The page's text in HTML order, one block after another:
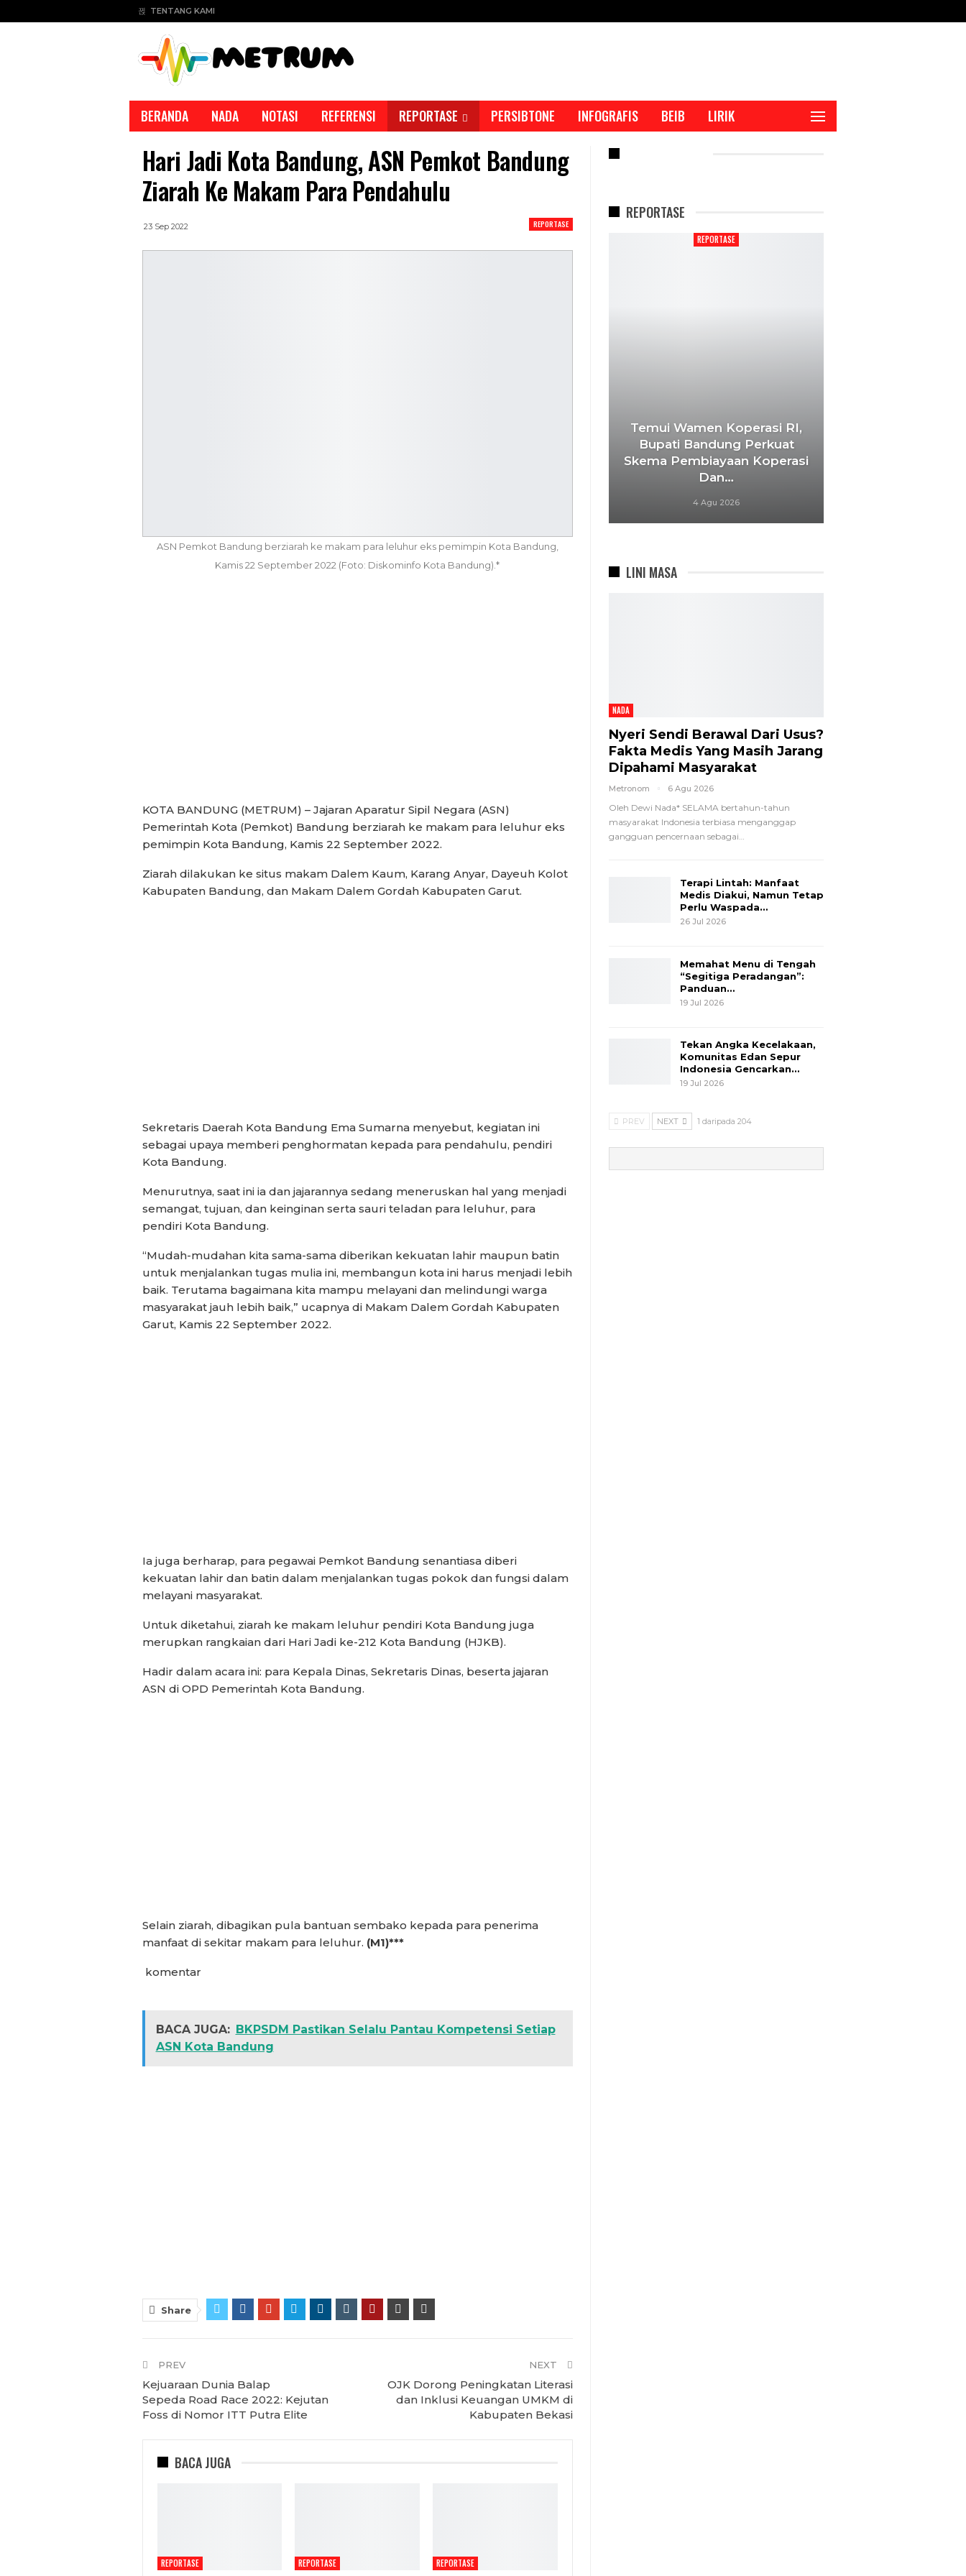
TENTANG KAMI
BERANDA NADA NOTASI REFERENSI REPORTASE PERSIBTONE INFOGRAFIS BEIB LIRIK
Hari Jadi Kota Bandung, ASN Pemkot Bandung
Ziarah Ke Makam Para Pendahulu
REPORTASE
23 Sep 2022
ASN Pemkot Bandung berziarah ke makam para leluhur eks pemimpin Kota Bandung,
Kamis 22 September 2022 (Foto: Diskominfo Kota Bandung).*
KOTA BANDUNG (METRUM) – Jajaran Aparatur Sipil Negara (ASN)
Pemerintah Kota (Pemkot) Bandung berziarah ke makam para leluhur eks
pemimpin Kota Bandung, Kamis 22 September 2022.
Ziarah dilakukan ke situs makam Dalem Kaum, Karang Anyar, Dayeuh Kolot
Kabupaten Bandung, dan Makam Dalem Gordah Kabupaten Garut.
Sekretaris Daerah Kota Bandung Ema Sumarna menyebut, kegiatan ini
sebagai upaya memberi penghormatan kepada para pendahulu, pendiri
Kota Bandung.
Menurutnya, saat ini ia dan jajarannya sedang meneruskan hal yang menjadi
semangat, tujuan, dan keinginan serta sauri teladan para leluhur, para
pendiri Kota Bandung.
“Mudah-mudahan kita sama-sama diberikan kekuatan lahir maupun batin
untuk menjalankan tugas mulia ini, membangun kota ini harus menjadi lebih
baik. Terutama bagaimana kita mampu melayani dan melindungi warga
masyarakat jauh lebih baik,” ucapnya di Makam Dalem Gordah Kabupaten
Garut, Kamis 22 September 2022.
Ia juga berharap, para pegawai Pemkot Bandung senantiasa diberi
kekuatan lahir dan batin dalam menjalankan tugas pokok dan fungsi dalam
melayani masyarakat.
Untuk diketahui, ziarah ke makam leluhur pendiri Kota Bandung juga
merupkan rangkaian dari Hari Jadi ke-212 Kota Bandung (HJKB).
Hadir dalam acara ini: para Kepala Dinas, Sekretaris Dinas, beserta jajaran
ASN di OPD Pemerintah Kota Bandung.
Selain ziarah, dibagikan pula bantuan sembako kepada para penerima
manfaat di sekitar makam para leluhur. (M1)***
komentar
BACA JUGA: BKPSDM Pastikan Selalu Pantau Kompetensi Setiap
ASN Kota Bandung
Share
PREV
Kejuaraan Dunia Balap
Sepeda Road Race 2022: Kejutan
Foss di Nomor ITT Putra Elite
NEXT
OJK Dorong Peningkatan Literasi
dan Inklusi Keuangan UMKM di
Kabupaten Bekasi
BACA JUGA
REPORTASE REPORTASE REPORTASE
REPORTASE
REPORTASE
Temui Wamen Koperasi RI,
Bupati Bandung Perkuat
Skema Pembiayaan Koperasi
Dan…
4 Agu 2026
LINI MASA
NADA
Nyeri Sendi Berawal Dari Usus?
Fakta Medis Yang Masih Jarang
Dipahami Masyarakat
Metronom 6 Agu 2026
Oleh Dewi Nada* SELAMA bertahun-tahun
masyarakat Indonesia terbiasa menganggap
gangguan pencernaan sebagai…
Terapi Lintah: Manfaat
Medis Diakui, Namun Tetap
Perlu Waspada…
26 Jul 2026
Memahat Menu di Tengah
“Segitiga Peradangan”:
Panduan…
19 Jul 2026
Tekan Angka Kecelakaan,
Komunitas Edan Sepur
Indonesia Gencarkan…
19 Jul 2026
PREV NEXT 1 daripada 204